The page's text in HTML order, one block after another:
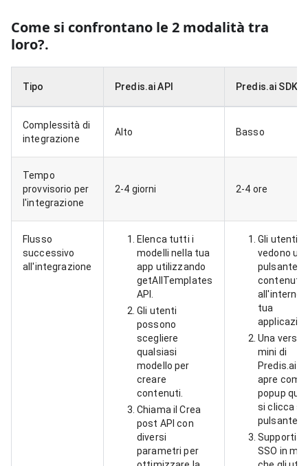
Come si confrontano le 2 modalità tra
loro?.
Tipo Predis.ai API Predis.ai SDK
Complessità di
integrazione
Alto Basso
Tempo
provvisorio per
l'integrazione
2-4 giorni 2-4 ore
Flusso
successivo
all'integrazione
Elenca tutti i
modelli nella tua
app utilizzando
getAllTemplates
API.
Gli utenti
possono
scegliere
qualsiasi
modello per
creare
contenuti.
Chiama il Crea
post API con
diversi
parametri per
Gli utenti
vedono un
pulsante
contenuto"
all'interno
tua
Una
mini di
Predis.ai si
apre come
popup
si clicca
pulsante.
SSO in